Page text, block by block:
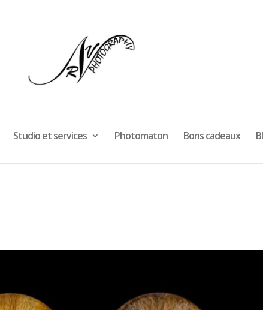
Studio et services Photomaton Bons cadeaux